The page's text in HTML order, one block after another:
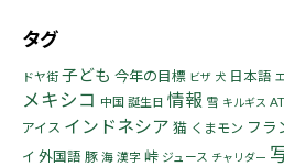
タグ
ドヤ街 子ども 今年の目標 ビザ 犬 日本語
メキシコ 中国 誕生日 情報 雪 キルギス
アイス インドネシア 猫 くまモン フラ
イ 外国語 豚 海 漢字 峠 ジュース チャリダー